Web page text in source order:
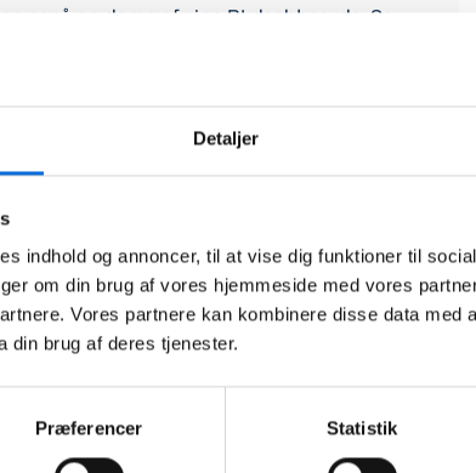
Detaljer
indhold og annoncer, til at vise dig funktioner til
om din brug af vores hjemmeside med vores
Vores partnere kan kombinere disse data med
din brug af deres tjenester.
Præferencer Statistik
også en demo af sine BI-dashboards. Se
Sider